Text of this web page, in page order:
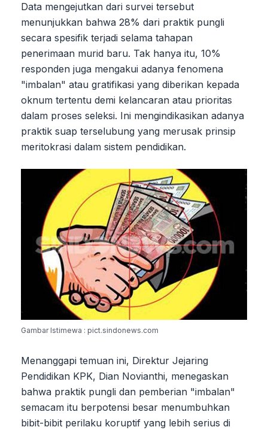
Data mengejutkan dari survei tersebut
menunjukkan bahwa 28% dari praktik pungli
secara spesifik terjadi selama tahapan
penerimaan murid baru. Tak hanya itu, 10%
responden juga mengakui adanya fenomena
"imbalan" atau gratifikasi yang diberikan kepada
oknum tertentu demi kelancaran atau prioritas
dalam proses seleksi. Ini mengindikasikan adanya
praktik suap terselubung yang merusak prinsip
meritokrasi dalam sistem pendidikan.
Gambar Istimewa : pict.sindonews.com
Menanggapi temuan ini, Direktur Jejaring
Pendidikan KPK, Dian Novianthi, menegaskan
bahwa praktik pungli dan pemberian "imbalan"
semacam itu berpotensi besar menumbuhkan
bibit-bibit perilaku koruptif yang lebih serius di